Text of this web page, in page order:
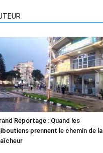
Reportage : Quand les
prennent le chemin de la